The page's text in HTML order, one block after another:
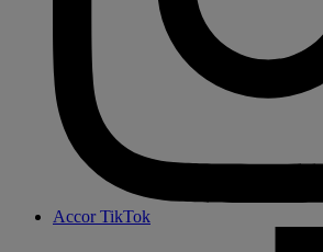
Accor TikTok